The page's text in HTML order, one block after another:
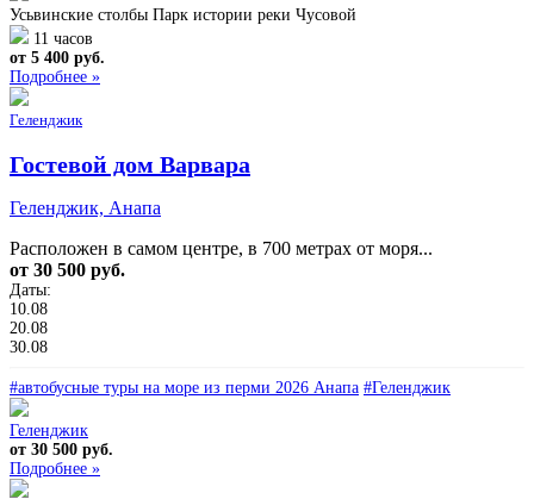
Усьвинские столбы Парк истории реки Чусовой
11 часов
от 5 400 руб.
Подробнее »
Геленджик
Гостевой дом Варвара
Геленджик, Анапа
Расположен в самом центре, в 700 метрах от моря...
от 30 500 руб.
Даты:
10.08
20.08
30.08
#автобусные туры на море из перми 2026 Анапа #Геленджик
Геленджик
от 30 500 руб.
Подробнее »